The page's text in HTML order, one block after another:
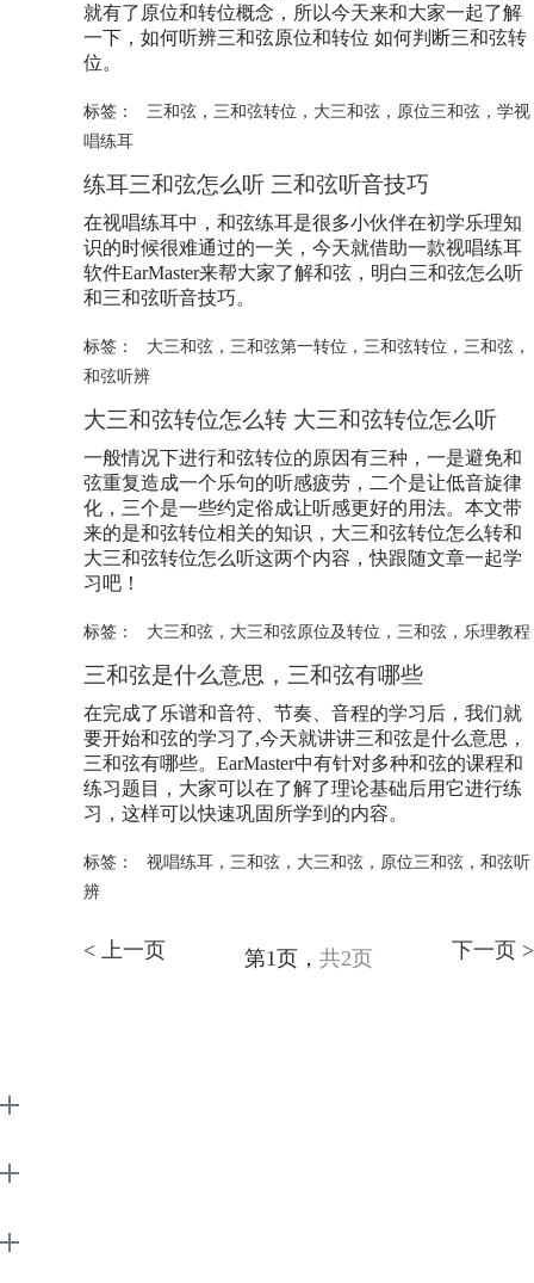
就有了原位和转位概念，所以今天来和大家一起了解
一下，如何听辨三和弦原位和转位 如何判断三和弦转
位。
标签： 三和弦， 三和弦转位 ， 大三和弦， 原位三和弦， 学视
唱练耳
练耳三和弦怎么听 三和弦听音技巧
在视唱练耳中，和弦练耳是很多小伙伴在初学乐理知
识的时候很难通过的一关，今天就借助一款视唱练耳
软件EarMaster来帮大家了解和弦，明白三和弦怎么听
和三和弦听音技巧。
标签： 大三和弦， 三和弦第一转位 ， 三和弦转位 ， 三和弦，
和弦听辨
大三和弦转位怎么转 大三和弦转位怎么听
一般情况下进行和弦转位的原因有三种，一是避免和
弦重复造成一个乐句的听感疲劳，二个是让低音旋律
化，三个是一些约定俗成让听感更好的用法。本文带
来的是和弦转位相关的知识，大三和弦转位怎么转和
大三和弦转位怎么听这两个内容，快跟随文章一起学
习吧！
标签： 大三和弦， 大三和弦原位及转位 ， 三和弦， 乐理教程
三和弦是什么意思，三和弦有哪些
在完成了乐谱和音符、节奏、音程的学习后，我们就
要开始和弦的学习了,今天就讲讲三和弦是什么意思，
三和弦有哪些。EarMaster中有针对多种和弦的课程和
练习题目，大家可以在了解了理论基础后用它进行练
习，这样可以快速巩固所学到的内容。
标签： 视唱练耳， 三和弦， 大三和弦， 原位三和弦， 和弦听
辨
< 上一页 第1页， 共2页 下一页 >